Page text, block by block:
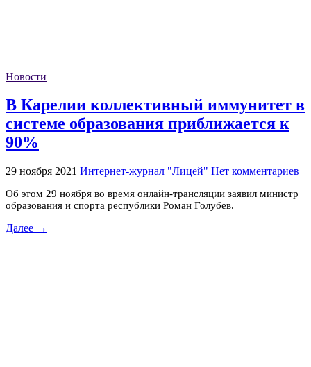
Новости
В Карелии коллективный иммунитет в
системе образования приближается к
90%
29 ноября 2021 Интернет-журнал "Лицей" Нет комментариев
Об этом 29 ноября во время онлайн-трансляции заявил министр
образования и спорта республики Роман Голубев.
Далее →